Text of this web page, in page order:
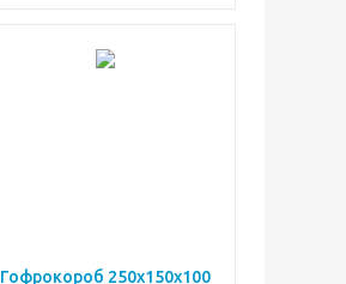
Гофрокороб 250х150х100